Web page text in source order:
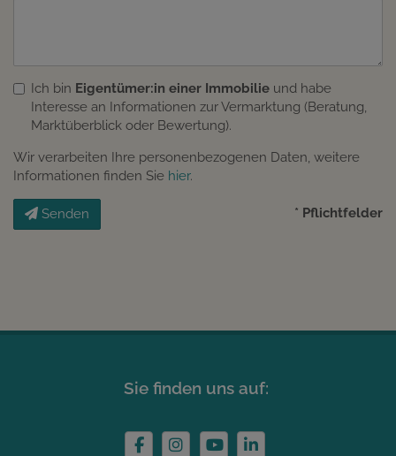
Ich bin Eigentümer:in einer Immobilie und habe
Interesse an Informationen zur Vermarktung (Beratung,
Marktüberblick oder Bewertung).
Wir verarbeiten Ihre personenbezogenen Daten, weitere
Informationen finden Sie hier.
Senden * Pflichtfelder
Sie finden uns auf: